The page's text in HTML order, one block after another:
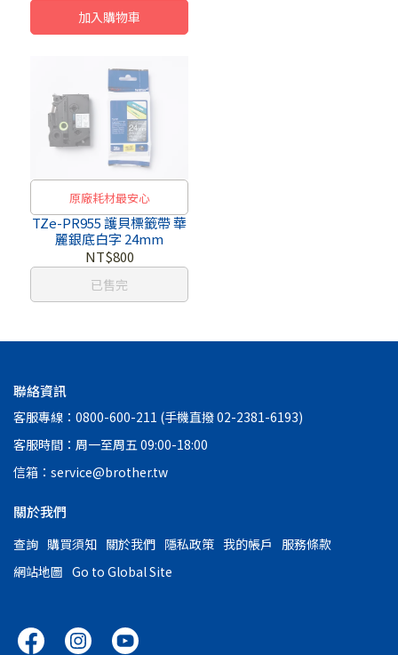
加入購物車
原廠耗材最安心
TZe-PR955 護貝標籤帶 華
麗銀底白字 24mm
NT$800
已售完
聯絡資訊
客服專線：0800-600-211 (手機直撥 02-2381-6193)
客服時間：周一至周五 09:00-18:00
信箱：service@brother.tw
關於我們
查詢 購買須知 關於我們 隱私政策 我的帳戶
服務條款
網站地圖 Go to Global Site